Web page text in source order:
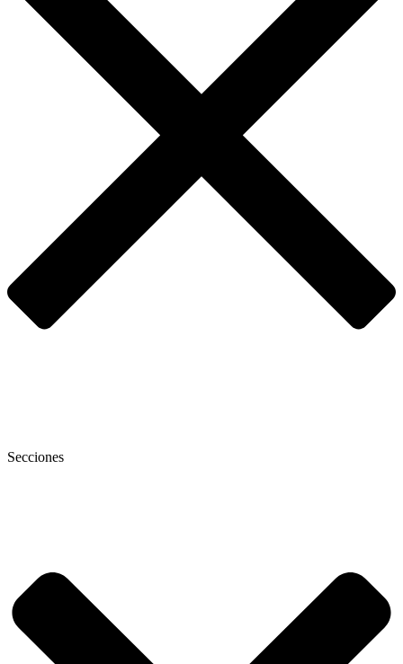
Secciones